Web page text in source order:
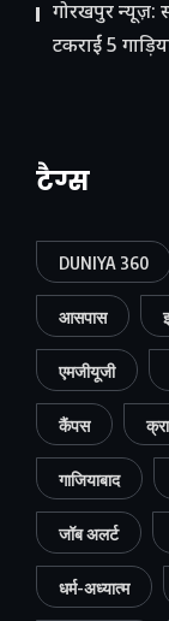
गोरखपुर न्यूज़:
टकराईं 5
टैग्स
DUNIYA 360
आसपास
एमजीयूजी
कैंपस
गाजियाबाद
जॉब अलर्ट
धर्म-अध्यात्म